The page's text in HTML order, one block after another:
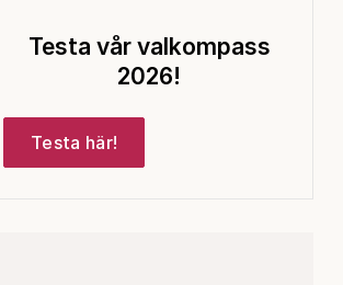
Testa vår valkompass
2026!
Testa här!